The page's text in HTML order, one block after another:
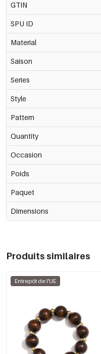
GTIN
SPU ID
Material
Saison
Series
Style
Pattern
Quantity
Occasion
Poids
Paquet
Dimensions
Produits similaires
Entrepôt de l'UE